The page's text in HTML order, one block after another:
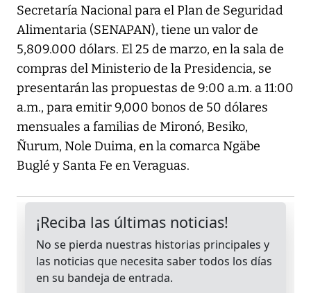
Secretaría Nacional para el Plan de Seguridad
Alimentaria (SENAPAN), tiene un valor de
5,809.000 dólars. El 25 de marzo, en la sala de
compras del Ministerio de la Presidencia, se
presentarán las propuestas de 9:00 a.m. a 11:00
a.m., para emitir 9,000 bonos de 50 dólares
mensuales a familias de Mironó, Besiko,
Ñurum, Nole Duima, en la comarca Ngäbe
Buglé y Santa Fe en Veraguas.